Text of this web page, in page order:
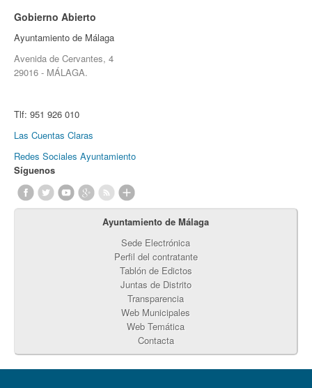
Gobierno Abierto
Ayuntamiento de Málaga
Avenida de Cervantes, 4
29016 - MÁLAGA.
Tlf: 951 926 010
Las Cuentas Claras
Redes Sociales Ayuntamiento
Síguenos
Ayuntamiento de Málaga
Sede Electrónica
Perfil del contratante
Tablón de Edictos
Juntas de Distrito
Transparencia
Web Municipales
Web Temática
Contacta